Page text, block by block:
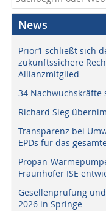
News
Prior1 schließt sich
zukunftssichere
Allianzmitglied
34
Richard Sieg
Transparenz bei
EPDs für das
Propan-
Fraunhofer ISE
Gesellenprüfung
2026 in Springe